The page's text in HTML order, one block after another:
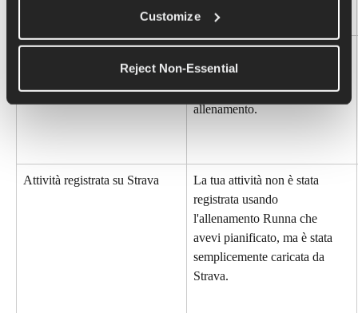
Customize
Reject Non-Essential
Dati non coerenti
Abbiamo trovato dei dati che
non tornano (passo/distanza
dell'intervallo) nel tuo
allenamento.
Attività registrata su Strava
La tua attività non è stata
registrata usando
l'allenamento Runna che
avevi pianificato, ma è stata
semplicemente caricata da
Strava.